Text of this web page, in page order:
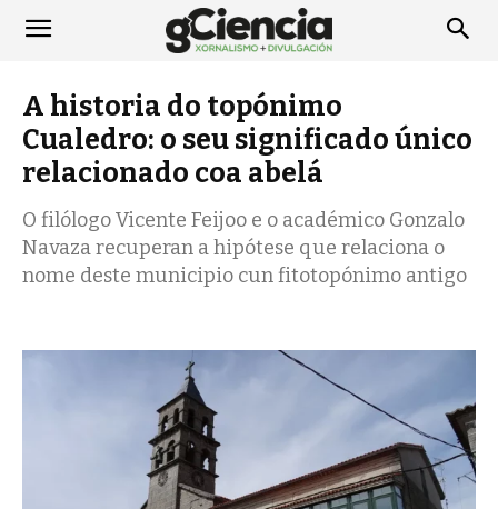
A historia do topónimo
Cualedro: o seu significado único
relacionado coa abelá
O filólogo Vicente Feijoo e o académico Gonzalo
Navaza recuperan a hipótese que relaciona o
nome deste municipio cun fitotopónimo antigo